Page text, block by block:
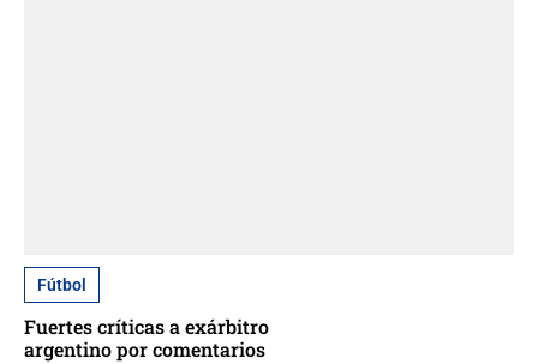
Fútbol
Fuertes críticas a exárbitro
argentino por comentarios